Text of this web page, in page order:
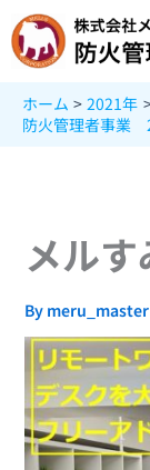
容
を
ホーム 2021年
防火管理者事業
メル
By meru_master